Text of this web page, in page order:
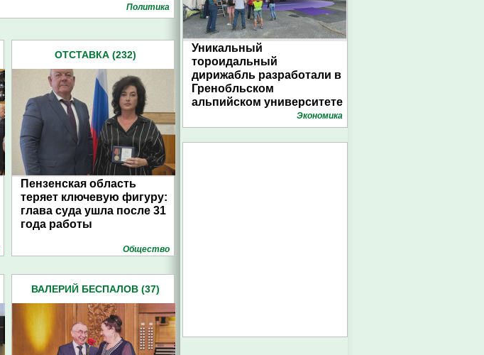
Политика
ОТСТАВКА (232)
Пензенская область
теряет ключевую фигуру:
глава суда ушла после 31
года работы
Общество
ВАЛЕРИЙ БЕСПАЛОВ (37)
Уникальный
тороидальный
дирижабль разработали в
Гренобльском
альпийском университете
Экономика